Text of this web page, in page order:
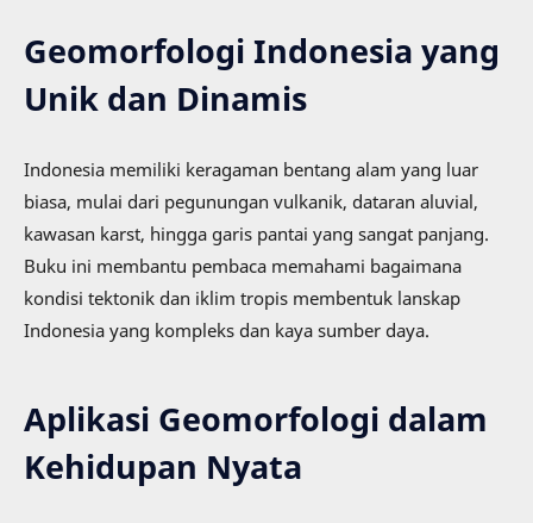
Geomorfologi Indonesia yang
Unik dan Dinamis
Indonesia memiliki keragaman bentang alam yang luar
biasa, mulai dari pegunungan vulkanik, dataran aluvial,
kawasan karst, hingga garis pantai yang sangat panjang.
Buku ini membantu pembaca memahami bagaimana
kondisi tektonik dan iklim tropis membentuk lanskap
Indonesia yang kompleks dan kaya sumber daya.
Aplikasi Geomorfologi dalam
Kehidupan Nyata